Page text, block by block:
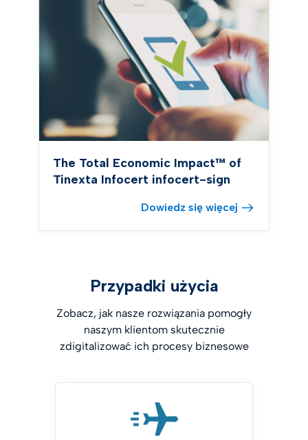
The Total Economic Impact™ of
Tinexta Infocert infocert-sign
Dowiedz się więcej
Przypadki użycia
Zobacz, jak nasze rozwiązania pomogły
naszym klientom skutecznie
zdigitalizować ich procesy biznesowe